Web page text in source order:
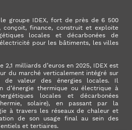
le groupe IDEX, fort de près de 6 500
conçoit, finance, construit et exploite
locales et décarbonées de
pour les bâtiments, les villes
2,1 milliards d’euros en 2025, IDEX est
du marché verticalement intégré sur
de valeur des énergies locales. Il
d’énergie thermique ou électrique à
locales et décarbonées
solaire), en passant par la
à travers les réseaux de chaleur et
de son usage final au sein des
et tertiaires.